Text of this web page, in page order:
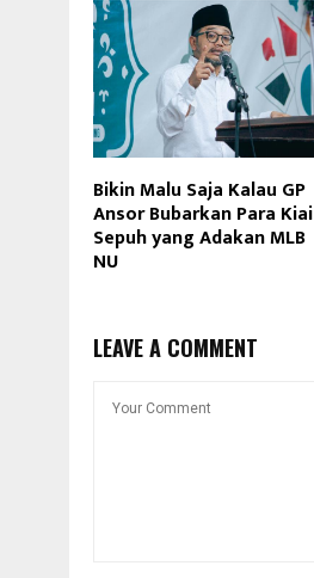
Bikin Malu Saja Kalau GP
Ansor Bubarkan Para Kiai
Sepuh yang Adakan MLB
NU
LEAVE A COMMENT